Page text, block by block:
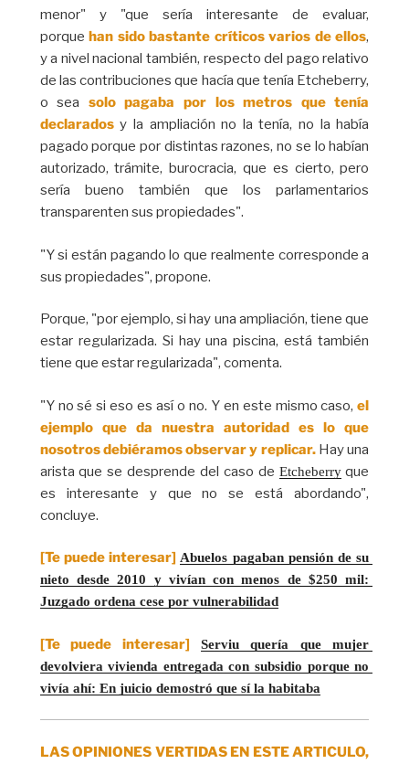
menor" y "que sería interesante de evaluar,
porque han sido bastante críticos varios de ellos,
y a nivel nacional también, respecto del pago relativo
de las contribuciones que hacía que tenía Etcheberry,
o sea solo pagaba por los metros que tenía
declaradosy la ampliación no la tenía, no la había
pagado porque por distintas razones, no se lo habían
autorizado, trámite, burocracia, que es cierto, pero
sería bueno también que los parlamentarios
transparenten sus propiedades".
"Y si están pagando lo que realmente corresponde a
sus propiedades", propone.
Porque, "por ejemplo, si hay una ampliación, tiene que
estar regularizada. Si hay una piscina, está también
tiene que estar regularizada", comenta.
"Y no sé si eso es así o no. Y en este mismo caso,el
ejemplo que da nuestra autoridad es lo que
nosotros debiéramos observar y replicar.Hay una
arista que se desprende del caso de Etcheberryque
es interesante y que no se está abordando",
concluye.
[Te puede interesar]Abuelos pagaban pensión de su
nieto desde 2010 y vivían con menos de $250 mil:
Juzgado ordena cese por vulnerabilidad
[Te puede interesar] Serviu quería que mujer
devolviera vivienda entregada con subsidio porque no
vivía ahí: En juicio demostró que sí la habitaba
LAS OPINIONES VERTIDAS EN ESTE ARTICULO,